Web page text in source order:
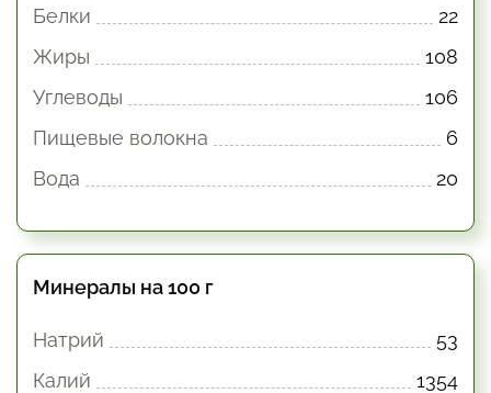
Белки
22
Жиры
108
Углеводы
106
Пищевые волокна
6
Вода
20
Минералы на 100 г
Натрий
53
Калий
1354